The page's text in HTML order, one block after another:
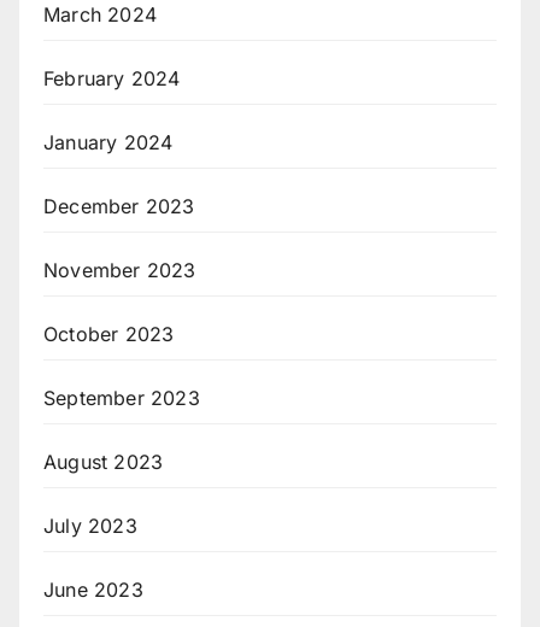
March 2024
February 2024
January 2024
December 2023
November 2023
October 2023
September 2023
August 2023
July 2023
June 2023